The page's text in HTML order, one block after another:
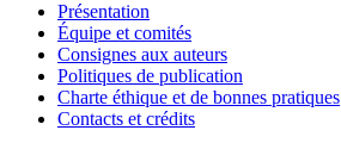
Présentation
Équipe et comités
Consignes aux auteurs
Politiques de publication
Charte éthique et de bonnes pratiques
Contacts et crédits